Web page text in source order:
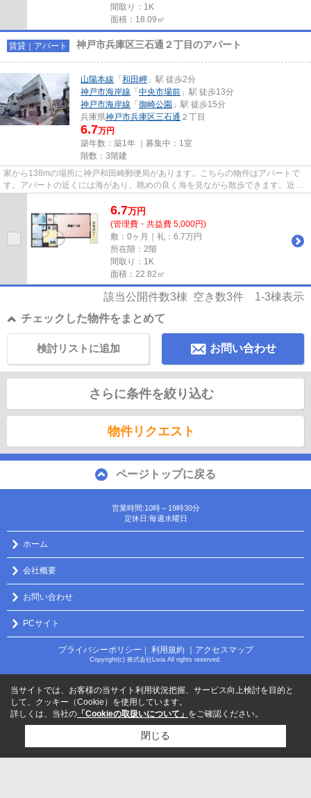
間取り：1K
面積：18.09㎡
賃貸｜アパート 神戸市兵庫区三石通２丁目のアパート
山陽本線 「 和田岬 」駅 徒歩2分
神戸市海岸線 「 中央市場前 」駅 徒歩13分
神戸市海岸線 「 御崎公園 」駅 徒歩15分
兵庫県神戸市兵庫区三石通 ２丁目
6.7万円
築年数：築1年 ｜募集中： 1室
階数：3階建
家から138mの場所に神戸和田崎郵便局があります。こちらの物件はアパートで
す。アパートの近くには海があり、眺めの良く海を見ながら散歩できます。近く
6.7万円
(管理費・共益費 5,000円)
敷：0ヶ月｜礼：6.7万円
所在階：2階
間取り：1K
面積：22.82㎡
該当公開件数3棟 空き数3件 1-3棟表示
チェックした物件をまとめて
お問い合わせ
検討リストに追加
さらに条件を絞り込む
物件リクエスト
ページトップに戻る
営業時間:10時～19時30分
定休日:毎週水曜日
ホーム
会社概要
お問い合わせ
PCサイト
プライバシーポリシー ｜ 利用規約 ｜アクセスマップ
Copyright(c) 株式会社Livia All rights reserved.
当サイトでは、お客様の当サイト利用状況把握、サービス向上検討を目的と
して、クッキー（Cookie）を使用しています。
詳しくは、当社の 「Cookieの取扱いについて」 をご確認ください。
閉じる